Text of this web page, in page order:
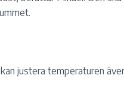
justera temperaturen